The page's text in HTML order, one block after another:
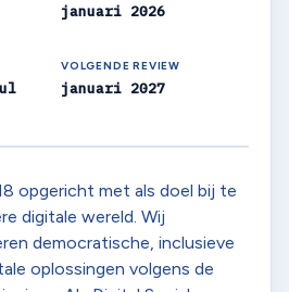
januari 2026
VOLGENDE REVIEW
januari 2027
opgericht met als doel bij te
digitale wereld. Wij
democratische, inclusieve
oplossingen volgens de